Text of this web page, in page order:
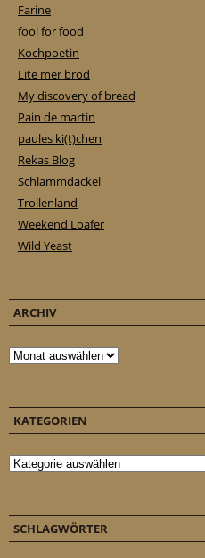
Farine
fool for food
Kochpoetin
Lite mer bröd
My discovery of bread
Pain de martin
paules ki(t)chen
Rekas Blog
Schlammdackel
Trollenland
Weekend Loafer
Wild Yeast
ARCHIV
Archiv
KATEGORIEN
Kategorien
SCHLAGWÖRTER